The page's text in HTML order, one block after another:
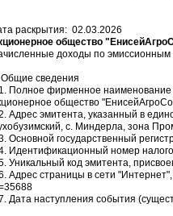
раскрытия: 02.03.2026
общество
доходы по
Общие сведения
Полное фирменное наименование
общество
Адрес эмитента, указанный в
с. Миндерла, зона
Основной государственный
Идентификационный номер
Уникальный код эмитента,
Адрес страницы в сети
Дата наступления события